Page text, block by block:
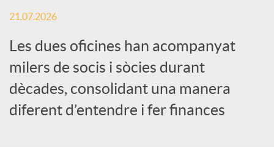
d
o
r
21.07.2026
Les dues oficines han acompanyat
milers de socis i sòcies durant
dècades, consolidant una manera
diferent d’entendre i fer finances